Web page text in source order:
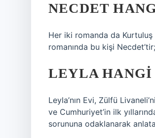
NECDET
Her iki romanda da Kurtuluş
romanında bu kişi
LEYLA
Leyla’nın Evi, Zülfü
ve Cumhuriyet’in ilk
sorununa odaklanarak